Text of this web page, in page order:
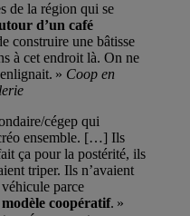
de la région qui se
d’un café
construire une bâtisse
à cet endroit là. On ne
» Coop en
cégep qui
ensemble. […] Ils
ça pour la postérité, ils
triper. Ils n’avaient
parce
coopératif. »